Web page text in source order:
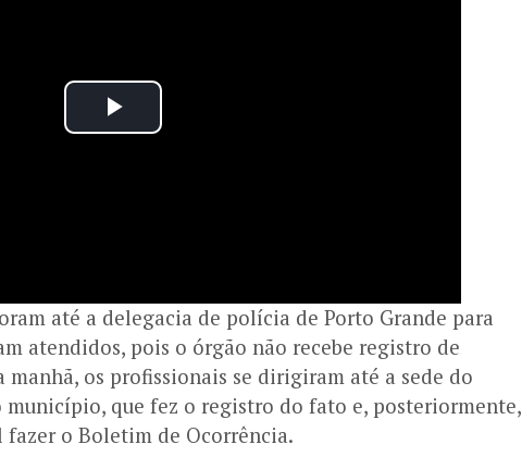
até a delegacia de polícia de Porto Grande para
atendidos, pois o órgão não recebe registro de
manhã, os profissionais se dirigiram até a sede do
que fez o registro do fato e, posteriormente,
o Boletim de Ocorrência.